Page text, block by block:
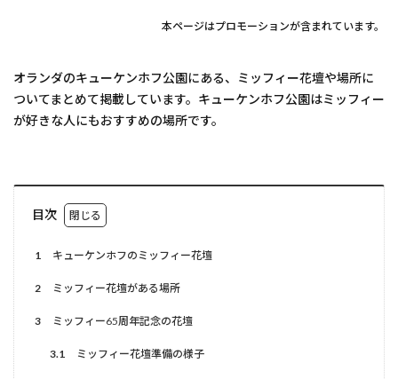
本ページはプロモーションが含まれています。
オランダのキューケンホフ公園にある、ミッフィー花壇や場所に
ついてまとめて掲載しています。キューケンホフ公園はミッフィー
が好きな人にもおすすめの場所です。
目次
1 キューケンホフのミッフィー花壇
2 ミッフィー花壇がある場所
3 ミッフィー65周年記念の花壇
3.1 ミッフィー花壇準備の様子